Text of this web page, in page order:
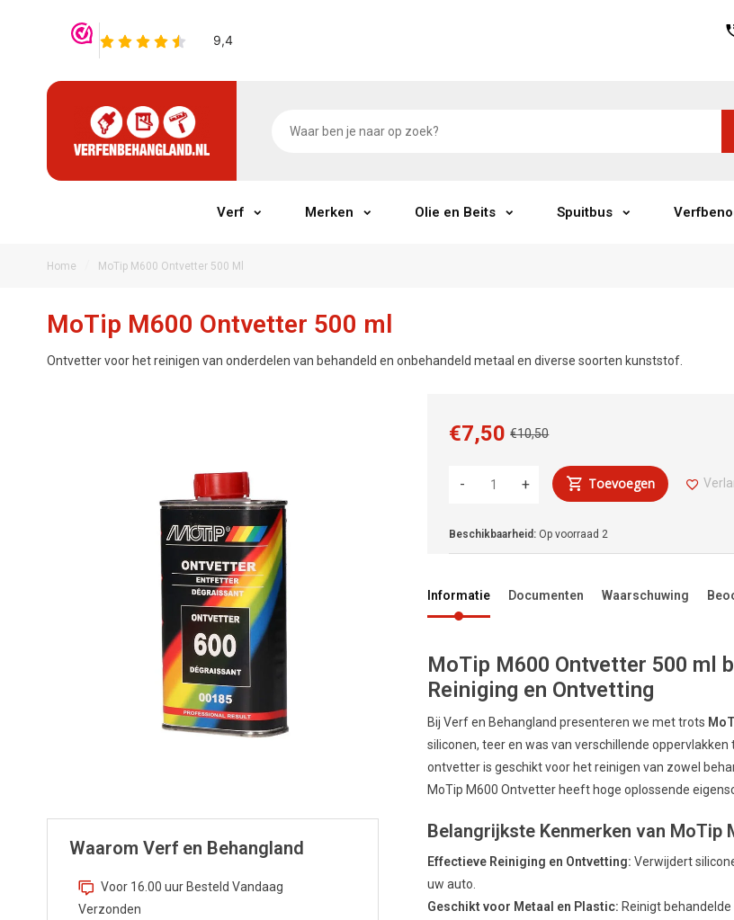
Verf Merken Olie en Beits Spuitbus
Home MoTip M600 Ontvetter 500 Ml
MoTip M600 Ontvetter 500 ml
Ontvetter voor het reinigen van onderdelen van behandeld en onbehandeld metaal en diverse soorten kunststof.
Waarom Verf en Behangland
Voor 16.00 uur Besteld Vandaag
Verzonden
€10,50
€7,50
+
- Toevoegen
Beschikbaarheid: Op voorraad 2
Informatie Documenten Waarschuwing
MoTip M600 Ontvetter 500 ml
Reiniging en Ontvetting
Bij Verf en Behangland presenteren we met trots
siliconen, teer en was van verschillende
ontvetter is geschikt voor het reinigen van zowel
MoTip M600 Ontvetter heeft hoge oplossende
Belangrijkste Kenmerken van MoTip
Effectieve Reiniging en Ontvetting: Verwijdert
uw auto.
Geschikt voor Metaal en Plastic: Reinigt